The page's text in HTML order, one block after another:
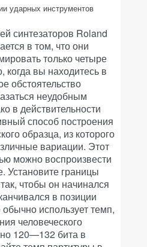
ударных инструментов
синтезаторов Roland
в том, что они
только четыре
когда вы находитесь в
обстоятельство
неудобным
в действительности
способ построения
образца, из которого
вариации. Этот
можно воспроизвести
Установите границы
чтобы он начинался
в позиции
использует темп,
человеческого
120—132 бита в